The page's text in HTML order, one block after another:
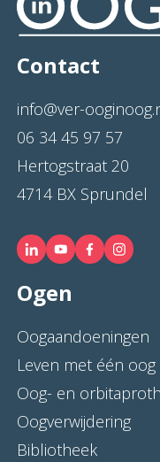
Contact
info@ver-
06 34 45 97 57
Hertogstraat 20
4714 BX Sprundel
Ogen
Oogaandoeningen
Leven met één oog
Oog- en
Oogverwijdering
Bibliotheek